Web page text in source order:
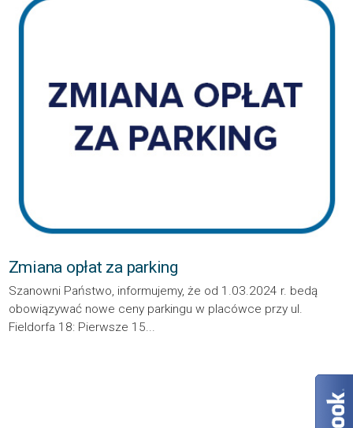
Zmiana opłat za parking
Szanowni Państwo, informujemy, że od 1.03.2024 r. bedą
obowiązywać nowe ceny parkingu w placówce przy ul.
Fieldorfa 18: Pierwsze 15...